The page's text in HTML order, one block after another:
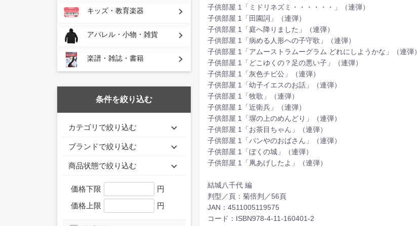
キッズ・教育楽器
アパレル・小物・雑貨
楽譜・雑誌・書籍
条件を絞り込む
カテゴリで絞り込む
ブランドで絞り込む
商品状態で絞り込む
価格下限
円
価格上限
円
子供部屋 1「ミドリネズミ・・・・・・」（連弾）
子供部屋 1「田園詞」（連弾）
子供部屋 1「庭へ降りました」（連弾）
子供部屋 1「病める人形への子守歌」（連弾）
子供部屋 1「アムーストラムーグラム どれにしようかな」（連弾）
子供部屋 1「どこゆくの？足の悪い子」（連弾）
子供部屋 1「灰色チビ公」（連弾）
子供部屋 1「幼子イエスのお話」（連弾）
子供部屋 1「牧歌」（連弾）
子供部屋 1「近衛兵」（連弾）
子供部屋 1「塀の上のめんどり」（連弾）
子供部屋 1「お茶目ちゃん」（連弾）
子供部屋 1「パンやのおばさん」（連弾）
子供部屋 1「ぼくの城」（連弾）
子供部屋 1「凧あげしたよ」（連弾）
結城八千代 編
判型／頁：菊倍判／56頁
JAN：4511005119575
コード：ISBN978-4-11-160401-2